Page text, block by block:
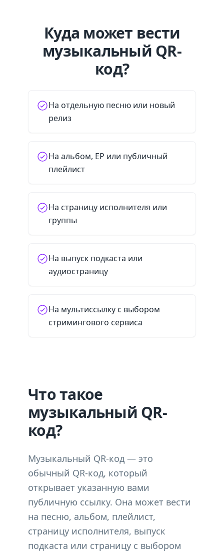
Куда может вести
музыкальный QR-
код?
На отдельную песню или новый
релиз
На альбом, EP или публичный
плейлист
На страницу исполнителя или
группы
На выпуск подкаста или
аудиостраницу
На мультиссылку с выбором
стримингового сервиса
Что такое
музыкальный QR-
код?
Музыкальный QR-код — это
обычный QR-код, который
открывает указанную вами
публичную ссылку. Она может вести
на песню, альбом, плейлист,
страницу исполнителя, выпуск
подкаста или страницу с выбором